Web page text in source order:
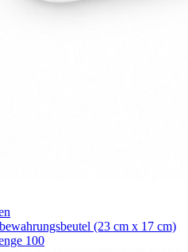
(23 cm x 17 cm)
100